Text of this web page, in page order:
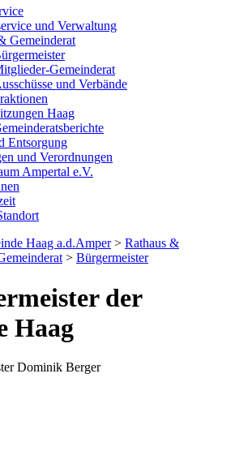
und Verwaltung
Gemeinderat
Gemeinderat
und Verbände
Haag
Entsorgung
und Verordnungen
Ampertal e.V.
Haag a.d.Amper> Rathaus &
> Bürgermeister
der
Haag